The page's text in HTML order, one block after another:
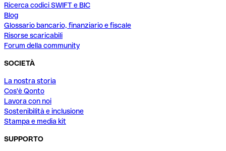
Ricerca codici SWIFT e BIC
Blog
Glossario bancario, finanziario e fiscale
Risorse scaricabili
Forum della community
SOCIETÀ
La nostra storia
Cos'è Qonto
Lavora con noi
Sostenibilità e inclusione
Stampa e media kit
SUPPORTO